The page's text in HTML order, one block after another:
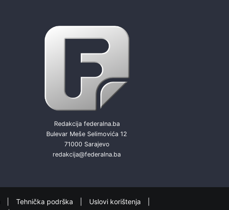
Redakcija federalna.ba
Bulevar Meše Selimovića 12
71000 Sarajevo
redakcija@federalna.ba
Tehnička podrška
Uslovi korištenja